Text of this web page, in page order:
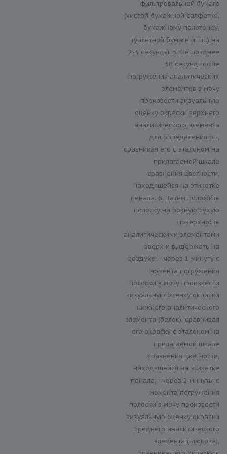
фильтровальной бумаге
(чистой бумажной салфетке,
бумажному полотенцу,
туалетной бумаге и т.п.) на
2-3 секунды. 5. Не позднее
30 секунд после
погружения аналитических
элементов в мочу
произвести визуальную
оценку окраски верхнего
аналитического элемента
для определения рН,
сравнивая его с эталоном на
прилагаемой шкале
сравнения цветности,
находящейся на этикетке
пенала. 6. Затем положить
полоску на ровную сухую
поверхность
аналитическими элементами
вверх и выдержать на
воздухе: - через 1 минуту с
момента погружения
полоски в мочу произвести
визуальную оценку окраски
нижнего аналитического
элемента (белок), сравнивая
его окраску с эталоном на
прилагаемой шкале
сравнения цветности,
находящейся на этикетке
пенала; - через 2 минуты с
момента погружения
полоски в мочу произвести
визуальную оценку окраски
среднего аналитического
элемента (глюкоза),